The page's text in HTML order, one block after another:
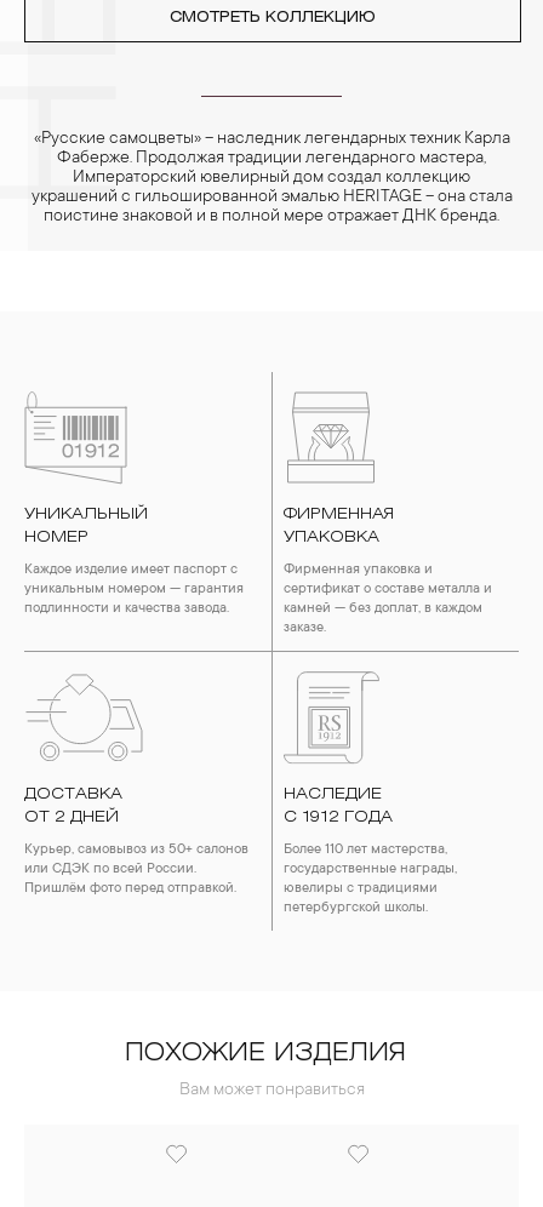
СМОТРЕТЬ КОЛЛЕКЦИЮ
«Русские самоцветы» – наследник легендарных техник Карла
Фаберже. Продолжая традиции легендарного мастера,
Императорский ювелирный дом создал коллекцию
украшений с гильошированной эмалью HERITAGE – она стала
поистине знаковой и в полной мере отражает ДНК бренда.
УНИКАЛЬНЫЙ
НОМЕР
Каждое изделие имеет паспорт с
уникальным номером — гарантия
подлинности и качества завода.
ФИРМЕННАЯ
УПАКОВКА
Фирменная упаковка и
сертификат о составе металла и
камней — без доплат, в каждом
заказе.
ДОСТАВКА
ОТ 2 ДНЕЙ
Курьер, самовывоз из 50+ салонов
или СДЭК по всей России.
Пришлём фото перед отправкой.
НАСЛЕДИЕ
С 1912 ГОДА
Более 110 лет мастерства,
государственные награды,
ювелиры с традициями
петербургской школы.
ПОХОЖИЕ ИЗДЕЛИЯ
Вам может понравиться